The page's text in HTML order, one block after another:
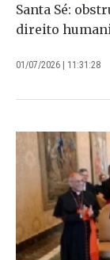
Santa Sé:
direito
01/07/2026 | 11:31:28